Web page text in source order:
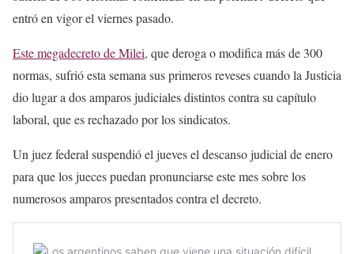
entró en vigor el viernes pasado.
Este megadecreto de Milei, que deroga o modifica más de 300
normas, sufrió esta semana sus primeros reveses cuando la Justicia
dio lugar a dos amparos judiciales distintos contra su capítulo
laboral, que es rechazado por los sindicatos.
Un juez federal suspendió el jueves el descanso judicial de enero
para que los jueces puedan pronunciarse este mes sobre los
numerosos amparos presentados contra el decreto.